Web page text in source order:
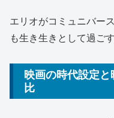
エリオがコミュニバー
も生き生きとして過ご
映画の時代設定
比